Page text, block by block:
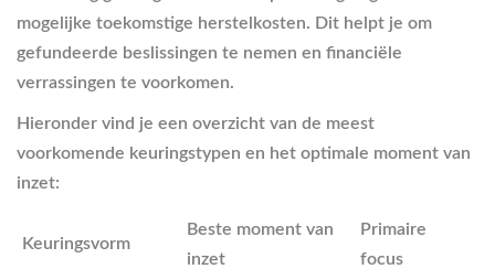
mogelijke toekomstige herstelkosten. Dit helpt je om
gefundeerde beslissingen te nemen en financiële
verrassingen te voorkomen.
Hieronder vind je een overzicht van de meest
voorkomende keuringstypen en het optimale moment van
inzet:
Keuringsvorm
Beste moment van
inzet
Primaire
focus